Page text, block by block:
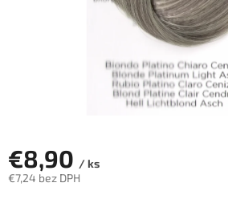
€8,90 / ks
€7,24 bez DPH